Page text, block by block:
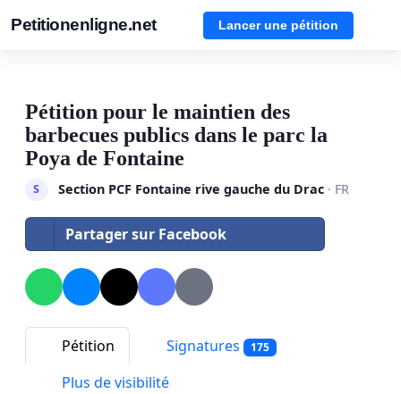
Petitionenligne.net Lancer une pétition
Pétition pour le maintien des
barbecues publics dans le parc la
Poya de Fontaine
S Section PCF Fontaine rive gauche du Drac· FR
Partager sur Facebook
Pétition Signatures 175
Plus de visibilité